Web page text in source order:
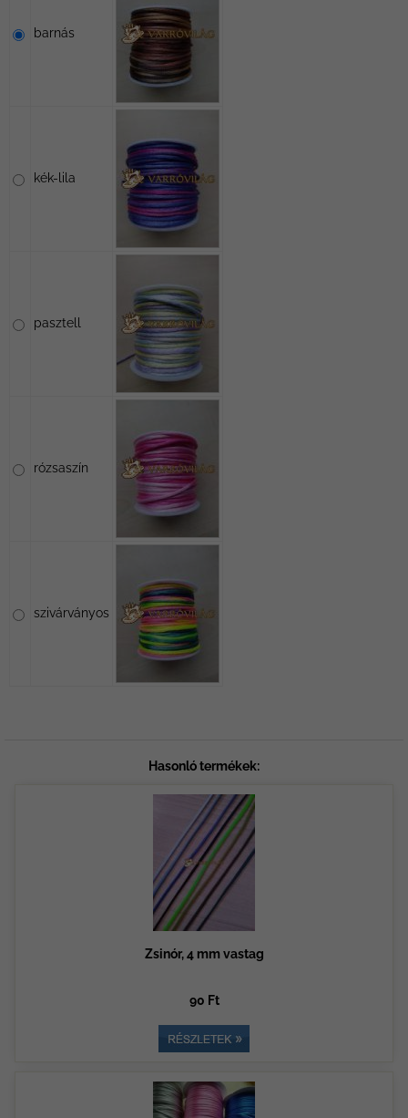
barnás
kék-lila
pasztell
rózsaszín
szivárványos
Hasonló termékek:
Zsinór, 4 mm vastag
90 Ft